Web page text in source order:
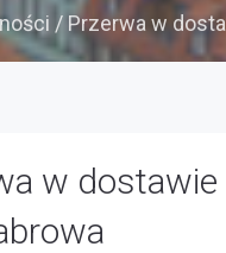
/ Przerwa w
w